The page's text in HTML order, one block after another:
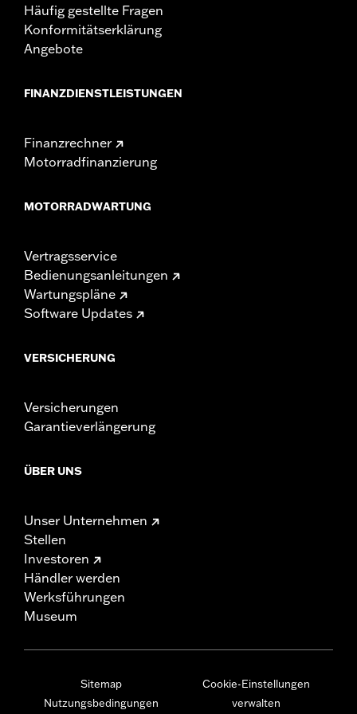
Häufig gestellte Fragen
Konformitätserklärung
Angebote
FINANZDIENSTLEISTUNGEN
Finanzrechner
Motorradfinanzierung
MOTORRADWARTUNG
Vertragsservice
Bedienungsanleitungen
Wartungspläne
Software Updates
VERSICHERUNG
Versicherungen
Garantieverlängerung
ÜBER UNS
Unser Unternehmen
Stellen
Investoren
Händler werden
Werksführungen
Museum
Sitemap
Nutzungsbedingungen
Cookie-Einstellungen
verwalten